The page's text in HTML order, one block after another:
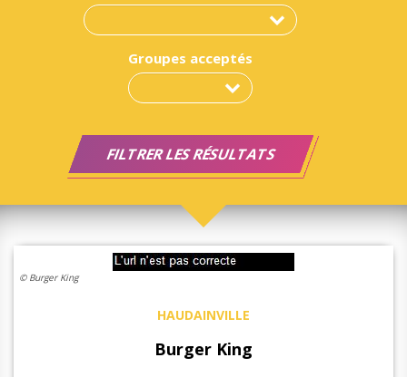
Groupes acceptés
© Burger King
HAUDAINVILLE
Burger King